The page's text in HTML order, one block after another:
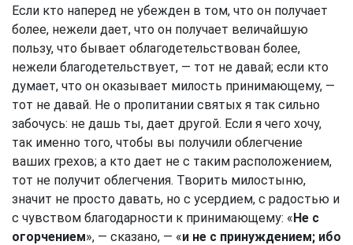
Если кто наперед не убежден в том, что он получает
более, нежели дает, что он получает величайшую
пользу, что бывает облагодетельствован более,
нежели благодетельствует, — тот не давай; если кто
думает, что он оказывает милость принимающему, —
тот не давай. Не о пропитании святых я так сильно
забочусь: не дашь ты, дает другой. Если я чего хочу,
так именно того, чтобы вы получили облегчение
ваших грехов; а кто дает не с таким расположением,
тот не получит облегчения. Творить милостыню,
значит не просто давать, но с усердием, с радостью и
с чувством благодарности к принимающему: «Не с
огорчением», — сказано, — «и не с принуждением; ибо